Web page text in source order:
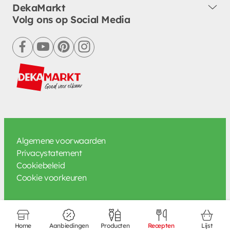
DekaMarkt
Volg ons op Social Media
facebookyoutubepinterestinstagram
Algemene voorwaarden
Privacystatement
Cookiebeleid
Cookie voorkeuren
Home Aanbiedingen Producten Recepten Lijst